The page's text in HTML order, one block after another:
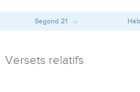
Segond 21
Versets relatifs